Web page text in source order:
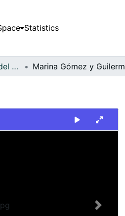
Statistics
Municipios del Valle del Cauca
Next